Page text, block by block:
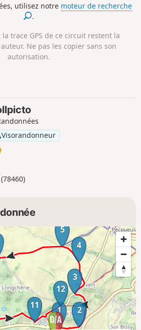
randonnée s'achève par un parcours
utilisez notre moteur de recherche
.
trace GPS de ce circuit restent la
Ne pas les copier sans son
autorisation.
Visorandonneur
1 2
3
4
5
11
12